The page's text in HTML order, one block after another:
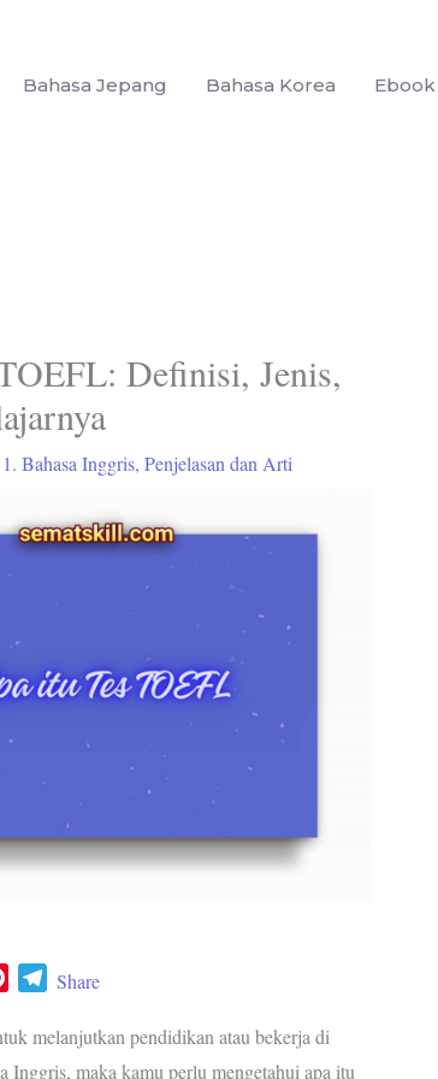
Bahasa Jepang Bahasa Korea
Definisi, Jenis,
1. Bahasa Inggris, Penjelasan dan Arti
n
T
l
e
Share
melanjutkan pendidikan atau bekerja di
Inggris, maka kamu perlu mengetahui apa itu